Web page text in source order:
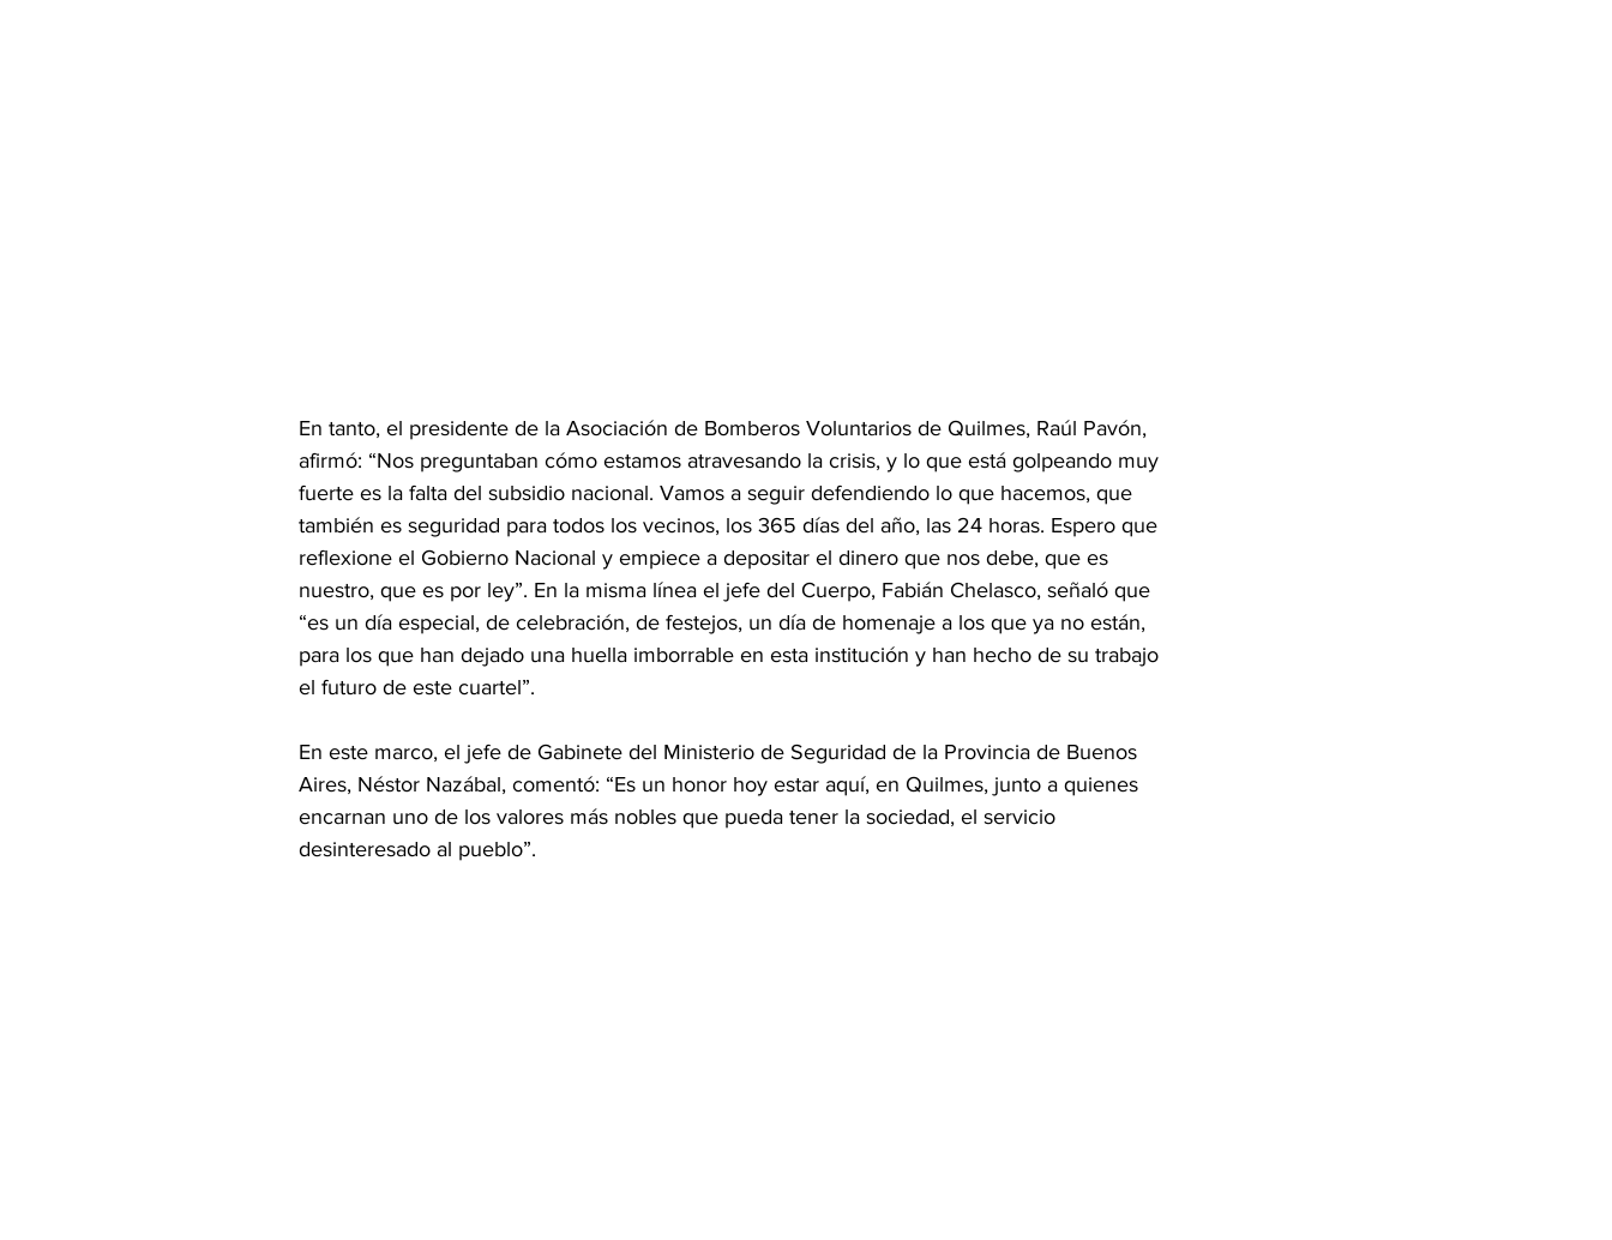
En tanto, el presidente de la Asociación de Bomberos Voluntarios de Quilmes, Raúl Pavón,
afirmó: “Nos preguntaban cómo estamos atravesando la crisis, y lo que está golpeando muy
fuerte es la falta del subsidio nacional. Vamos a seguir defendiendo lo que hacemos, que
también es seguridad para todos los vecinos, los 365 días del año, las 24 horas. Espero que
reflexione el Gobierno Nacional y empiece a depositar el dinero que nos debe, que es
nuestro, que es por ley”. En la misma línea el jefe del Cuerpo, Fabián Chelasco, señaló que
“es un día especial, de celebración, de festejos, un día de homenaje a los que ya no están,
para los que han dejado una huella imborrable en esta institución y han hecho de su trabajo
el futuro de este cuartel”.
En este marco, el jefe de Gabinete del Ministerio de Seguridad de la Provincia de Buenos
Aires, Néstor Nazábal, comentó: “Es un honor hoy estar aquí, en Quilmes, junto a quienes
encarnan uno de los valores más nobles que pueda tener la sociedad, el servicio
desinteresado al pueblo”.